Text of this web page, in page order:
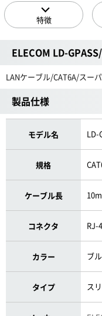
特徴
ELECOM LD-
LANケーブル/CAT6A/スー
製品仕様
モデル名 LD-
規格
ケーブル長 10m
コネクタ RJ-
カラー ブ
タイプ ス